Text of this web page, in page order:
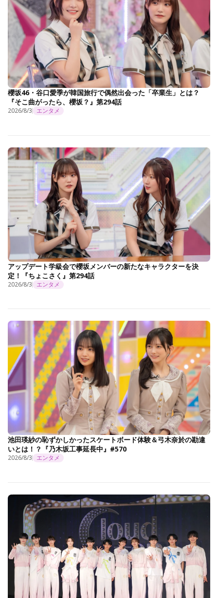
櫻坂46・谷口愛季が韓国旅行で偶然出会った「卒業生」とは？
『そこ曲がったら、櫻坂？』第294話
2026/8/3 エンタメ
アップデート学級会で櫻坂メンバーの新たなキャラクターを決
定！『ちょこさく』第294話
2026/8/3 エンタメ
池田瑛紗の恥ずかしかったスケートボード体験＆弓木奈於の勘違
いとは！？『乃木坂工事延長中』#570
2026/8/3 エンタメ